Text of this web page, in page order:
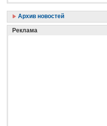
Архив новостей
Реклама